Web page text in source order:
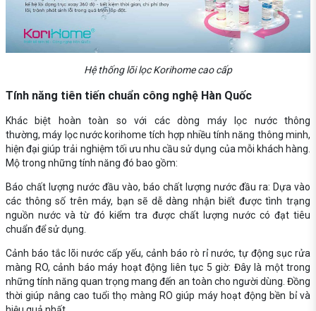
Hệ thống lõi lọc Korihome cao cấp
Tính năng tiên tiến chuẩn công nghệ Hàn Quốc
Khác biệt hoàn toàn so với các dòng máy lọc nước thông
thường, máy lọc nước korihome tích hợp nhiều tính năng thông minh,
hiện đại giúp trải nghiệm tối ưu nhu cầu sử dụng của mỗi khách hàng.
Mộ trong những tính năng đó bao gồm:
Báo chất lượng nước đầu vào, báo chất lượng nước đầu ra: Dựa vào
các thông số trên máy, bạn sẽ dễ dàng nhận biết được tình trạng
nguồn nước và từ đó kiểm tra được chất lượng nước có đạt tiêu
chuẩn để sử dụng.
Cảnh báo tắc lõi nước cấp yếu, cảnh báo rò rỉ nước, tự động sục rửa
màng RO, cảnh báo máy hoạt động liên tục 5 giờ: Đây là một trong
những tính năng quan trọng mang đến an toàn cho người dùng. Đồng
thời giúp nâng cao tuổi thọ màng RO giúp máy hoạt động bền bỉ và